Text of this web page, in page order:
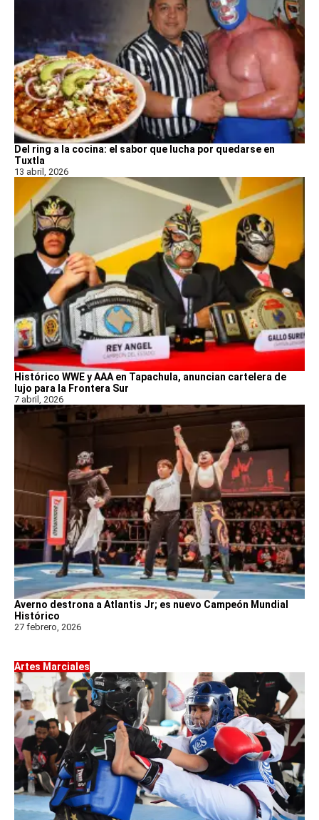
Del ring a la cocina: el sabor que lucha por quedarse en
Tuxtla
13 abril, 2026
Histórico WWE y AAA en Tapachula, anuncian cartelera de
lujo para la Frontera Sur
7 abril, 2026
Averno destrona a Atlantis Jr; es nuevo Campeón Mundial
Histórico
27 febrero, 2026
Artes Marciales